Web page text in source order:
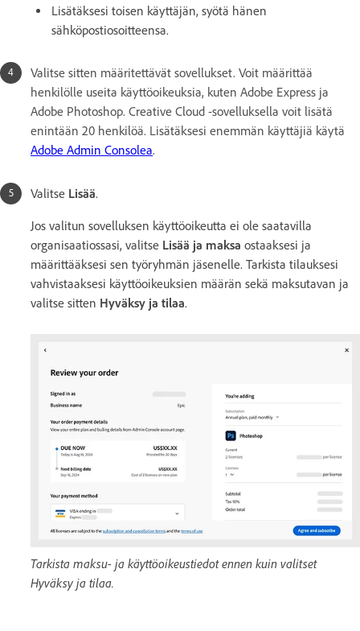
Lisätäksesi toisen käyttäjän, syötä hänen
sähköpostiosoitteensa.
Valitse sitten määritettävät sovellukset. Voit määrittää
henkilölle useita käyttöoikeuksia, kuten Adobe Express ja
Adobe Photoshop. Creative Cloud -sovelluksella voit lisätä
enintään 20 henkilöä. Lisätäksesi enemmän käyttäjiä käytä
Adobe Admin Consolea.
Valitse Lisää.
Jos valitun sovelluksen käyttöoikeutta ei ole saatavilla
organisaatiossasi, valitse Lisää ja maksa ostaaksesi ja
määrittääksesi sen työryhmän jäsenelle. Tarkista tilauksesi
vahvistaaksesi käyttöoikeuksien määrän sekä maksutavan ja
valitse sitten Hyväksy ja tilaa.
Tarkista maksu- ja käyttöoikeustiedot ennen kuin valitset
Hyväksy ja tilaa.